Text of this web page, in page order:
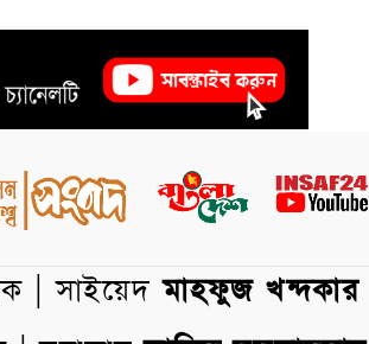
| সাইয়েদমাহফুজ খন্দকার